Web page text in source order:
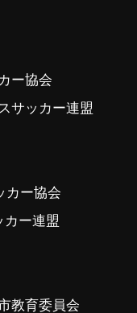
ー協会
サッカー連盟
カー協会
カー連盟
教育委員会